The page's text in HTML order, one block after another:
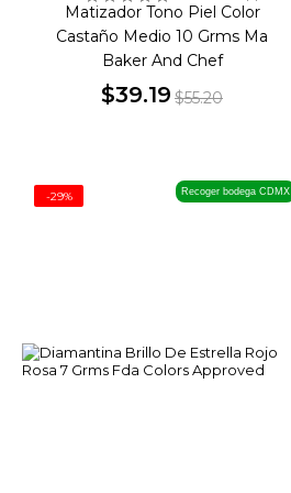
Matizador Tono Piel Color
Castaño Medio 10 Grms Ma
Baker And Chef
$39.19 $55.20
Recoger bodega CDMX
-29%